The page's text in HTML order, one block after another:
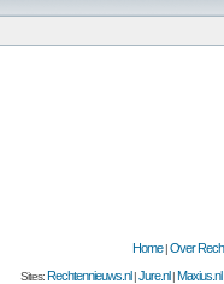
Home|Over
Sites:Rechtennieuws.nl |Jure.nl |Maxius.nl